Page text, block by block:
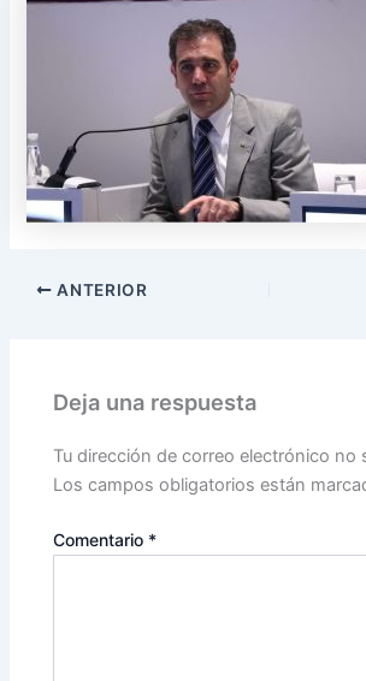
ANTERIOR
Deja una respuesta
Tu dirección de correo electrónico no
Los campos obligatorios están
Comentario *